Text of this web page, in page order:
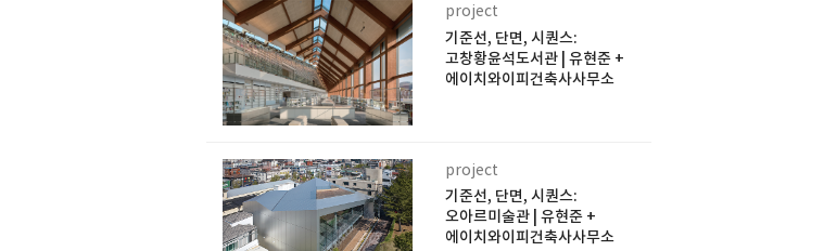
project
기준선, 단면, 시퀀스:
고창황윤석도서관 | 유현준 +
에이치와이피건축사사무소
project
기준선, 단면, 시퀀스:
오아르미술관 | 유현준 +
에이치와이피건축사사무소